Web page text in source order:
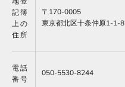
記簿
上の
住所
〒170-0005
東京都北区十条仲原1-1-8
電話
番号
050-5530-8244